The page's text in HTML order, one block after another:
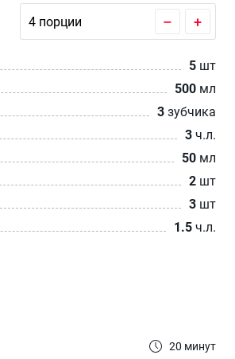
– +
5 шт
500 мл
3зубчика
3ч.л.
50 мл
2 шт
3 шт
1.5ч.л.
20 минут